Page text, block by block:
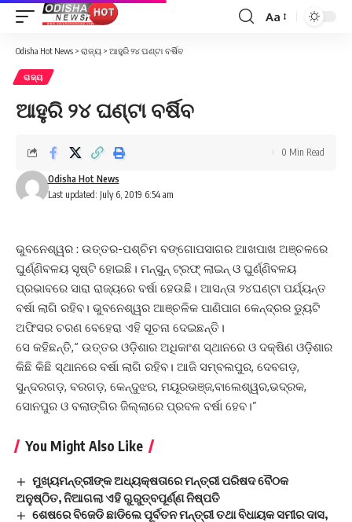
Font
Aa
Odisha Hot News > ରାଜ୍ୟ > ଆହୁରି ୨୪ ଘଣ୍ଟା ବର୍ଷିବ
ରାଜ୍ୟ
ଆହୁରି ୨୪ ଘଣ୍ଟା ବର୍ଷିବ
Last updated: July 6, 2019 6:54 am
Odisha Hot News
0 Min Read
ଭୁବନେଶ୍ୱର : ଉତ୍ତର-ପଶ୍ଚିମ ବଙ୍ଗୋପସାଗର ଆଖପାଖ ଅଞ୍ଚଳରେ
ଘୁର୍ଣ୍ଣିବଳୟ ସୃଷ୍ଟି ହୋଇଛି। ମନ୍‌ସୁନ୍ ଟ୍ରଫ୍‌ ଲାଇନ୍ ଓ ଘୁର୍ଣ୍ଣିବଳୟ
ପ୍ରଭାବରେ ସାରା ରାଜ୍ୟରେ ବର୍ଷା ହେଉଛି। ଆସନ୍ତା ୨୪ଘଣ୍ଟା ପର୍ଯ୍ୟନ୍ତ
ବର୍ଷା ଲାଗି ରହିବ। ଭୁବନେଶ୍ୱର ଆଞ୍ଚଳିକ ପାଣିପାଗ କେନ୍ଦ୍ରର ଡ୍ୟୁଟି
ଅଫିସର ଚରଣ ବେହେରା ଏହି ସୂଚନା ଦେଇଛନ୍ତି।
ସେ କହିଛନ୍ତି,“ ଉତ୍ତର ଓଡ଼ିଶାର ଅଧିକାଂଶ ସ୍ଥାନରେ ଓ ଦକ୍ଷିଣ ଓଡ଼ିଶାର
କିଛି କିଛି ସ୍ଥାନରେ ବର୍ଷା ଲାଗି ରହିବ। ଆଜି ସମ୍ବଲପୁର, ଦେବଗଡ଼,
ସୁନ୍ଦରଗଡ଼, ବରଗଡ଼, କେନ୍ଦୁଝର, ମୟୂରଭଞ୍ଜ,ବାଲେଶ୍ୱର,ଭଦ୍ରକ,
ସୋନପୁର ଓ ବଲାଙ୍ଗିର ଜିଲ୍ଲାରେ ପ୍ରବଳ ବର୍ଷା ହେବ।”
You Might Also Like
ମୁଖ୍ୟମନ୍ତ୍ରୀଙ୍କ ଅଧ୍ୟକ୍ଷତାରେ ମନ୍ତ୍ରୀ ପରିଷଦ ବୈଠକ
ଅନୁଷ୍ଠିତ, ନିଆଗଲା ଏହି ଗୁରୁତ୍ବପୂର୍ଣ୍ଣ ନିଷ୍ପତି
ଶେଷରେ ବିଜେଡି ଛାଡିଲେ ପୂର୍ବତନ ମନ୍ତ୍ରୀ ତଥା ବିଧାୟକ ସମୀର ଦାସ,